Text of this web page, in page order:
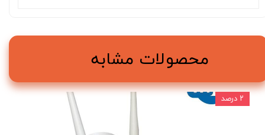
۲ درصد
محصولات مشابه